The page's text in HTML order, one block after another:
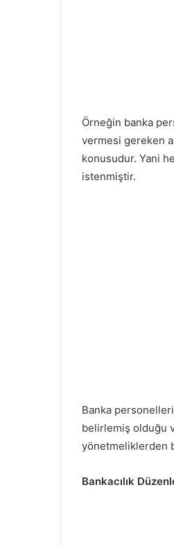
Örneğin banka
vermesi gereken
konusudur. Yani
istenmiştir.
Banka
belirlemiş olduğu
yönetmeliklerden
Bankacılık